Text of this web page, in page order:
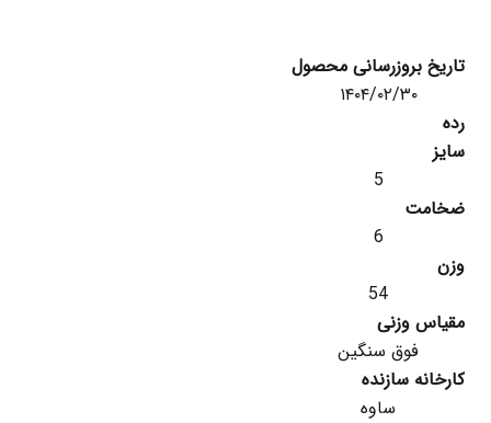
تاریخ بروزرسانی محصول
۱۴۰۴/۰۲/۳۰
رده
سایز
5
ضخامت
6
وزن
54
مقیاس وزنی
فوق سنگین
کارخانه سازنده
ساوه